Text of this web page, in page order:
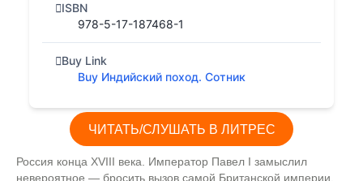
ISBN
978-5-17-187468-1
Buy Link
Buy Индийский поход. Сотник
ЧИТАТЬ/СЛУШАТЬ В ЛИТРЕС
Россия конца XVIII века. Император Павел I замыслил
невероятное — бросить вызов самой Британской империи,